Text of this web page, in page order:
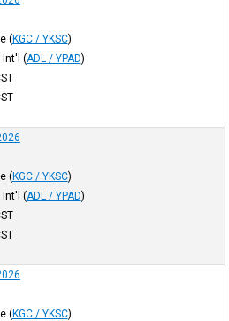
(KGC / YKSC)
(ADL / YPAD)
(KGC / YKSC)
(ADL / YPAD)
(KGC / YKSC)